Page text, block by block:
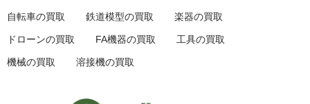
自転車の買取 鉄道模型の買取 楽器の買取
ドローンの買取 FA機器の買取 工具の買取
機械の買取 溶接機の買取